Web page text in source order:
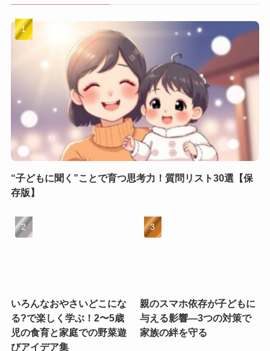
“子どもに聞く”ことで育つ思考力！質問リスト30選【保
存版】
いろんなおやさいどこにな
る?で楽しく学ぶ！2〜5歳
児の食育と家庭での野菜遊
びアイデア集
親のスマホ依存が子どもに
与える影響—3つの対策で
家族の絆を守る